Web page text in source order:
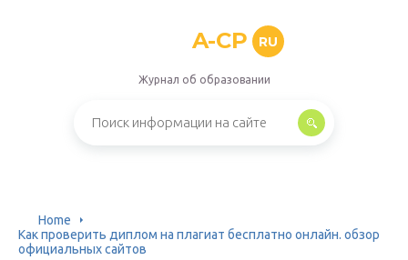
A-CP RU
Журнал об образовании
Home
Как проверить диплом на плагиат бесплатно онлайн. обзор
официальных сайтов